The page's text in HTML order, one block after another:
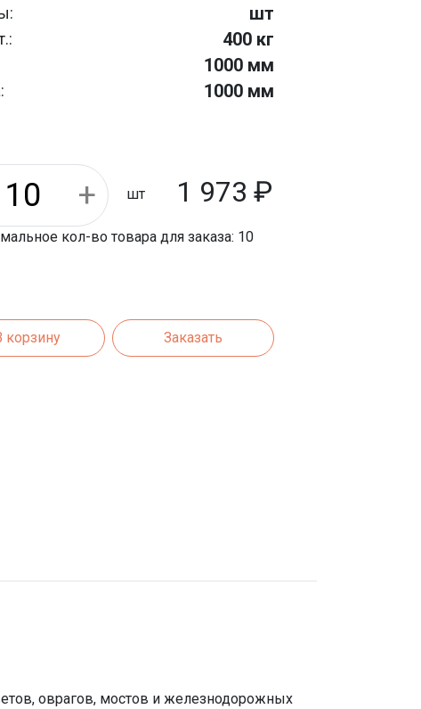
шт
400 кг
1000 мм
1000 мм
шт 1 973 ₽
кол-во товара для заказа: 10
корзину Заказать
оврагов, мостов и железнодорожных